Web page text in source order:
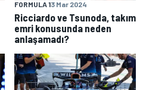
FORMULA 13 Mar 2024
Ricciardo ve Tsunoda, takım
emri konusunda neden
anlaşamadı?